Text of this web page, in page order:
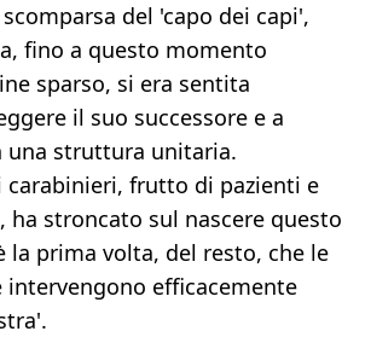
del 'capo dei capi',
fino a questo momento
sparso, si era sentita
il suo successore e a
una struttura unitaria.
carabinieri, frutto di pazienti e
ha stroncato sul nascere questo
la prima volta, del resto, che le
intervengono efficacemente